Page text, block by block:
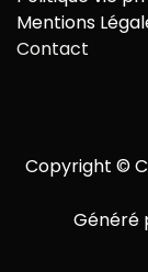
Mentions
Contact
Copyright ©
Généré